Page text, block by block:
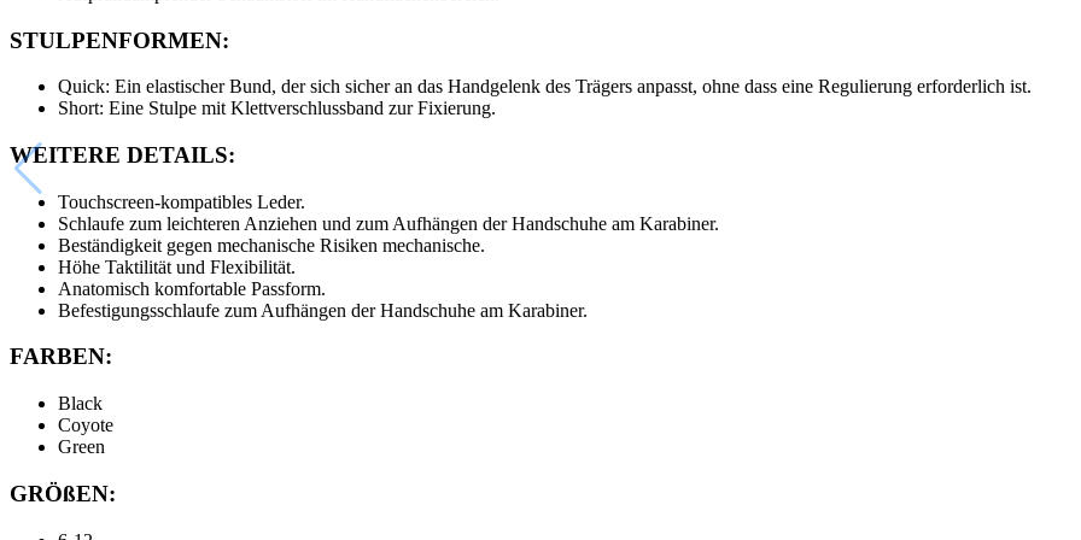
STULPENFORMEN:
Quick: Ein elastischer Bund, der sich sicher an das Handgelenk des Trägers anpasst, ohne dass eine Regulierung erforderlich ist.
Short: Eine Stulpe mit Klettverschlussband zur Fixierung.
WEITERE DETAILS:
Touchscreen-kompatibles Leder.
Schlaufe zum leichteren Anziehen und zum Aufhängen der Handschuhe am Karabiner.
Beständigkeit gegen mechanische Risiken mechanische.
Höhe Taktilität und Flexibilität.
Anatomisch komfortable Passform.
Befestigungsschlaufe zum Aufhängen der Handschuhe am Karabiner.
FARBEN:
Black
Coyote
Green
GRÖßEN: